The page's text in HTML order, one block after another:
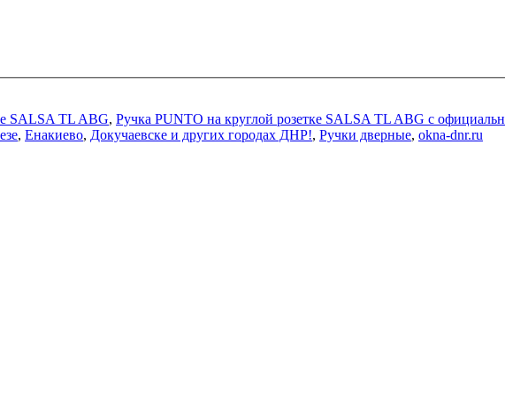
SALSA TL ABG, Ручка PUNTO на круглой розетке SALSA TL ABG с
, Енакиево, Докучаевске и других городах ДНР!, Ручки дверные, okna-dnr.ru